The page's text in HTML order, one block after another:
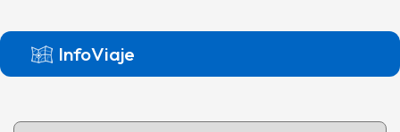
InfoViaje